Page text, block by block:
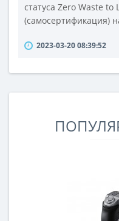
статуса Zero Waste
(самосертификация)
рамках неизменной
Whirlpool впервые
2023-03-20 08:39:52